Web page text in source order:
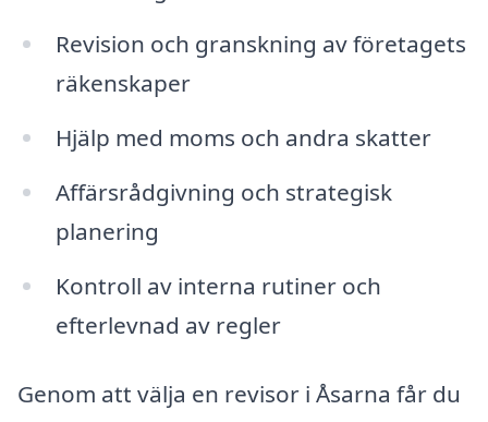
Revision och granskning av företagets
räkenskaper
Hjälp med moms och andra skatter
Affärsrådgivning och strategisk
planering
Kontroll av interna rutiner och
efterlevnad av regler
Genom att välja en revisor i Åsarna får du